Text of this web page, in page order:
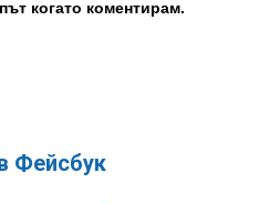
когато коментирам.
Фейсбук